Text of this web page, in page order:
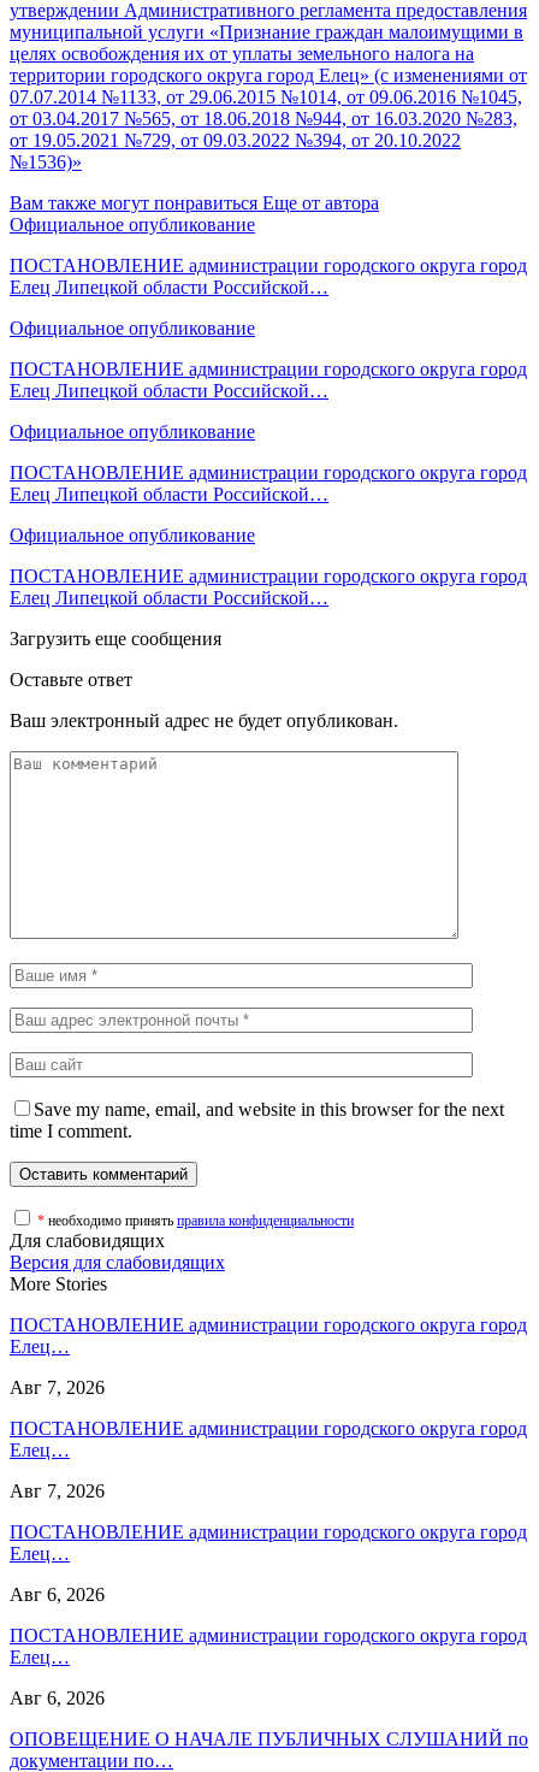
утверждении Административного регламента предоставления
муниципальной услуги «Признание граждан малоимущими в
целях освобождения их от уплаты земельного налога на
территории городского округа город Елец» (с изменениями от
07.07.2014 №1133, от 29.06.2015 №1014, от 09.06.2016 №1045,
от 03.04.2017 №565, от 18.06.2018 №944, от 16.03.2020 №283,
от 19.05.2021 №729, от 09.03.2022 №394, от 20.10.2022
№1536)»
Вам также могут понравиться Еще от автора
Официальное опубликование
ПОСТАНОВЛЕНИЕ администрации городского округа город
Елец Липецкой области Российской…
Официальное опубликование
ПОСТАНОВЛЕНИЕ администрации городского округа город
Елец Липецкой области Российской…
Официальное опубликование
ПОСТАНОВЛЕНИЕ администрации городского округа город
Елец Липецкой области Российской…
Официальное опубликование
ПОСТАНОВЛЕНИЕ администрации городского округа город
Елец Липецкой области Российской…
Загрузить еще сообщения
Оставьте ответ
Ваш электронный адрес не будет опубликован.
Save my name, email, and website in this browser for the next
time I comment.
* необходимо принять правила конфиденциальности
Для слабовидящих
Версия для слабовидящих
More Stories
ПОСТАНОВЛЕНИЕ администрации городского округа город
Елец…
Авг 7, 2026
ПОСТАНОВЛЕНИЕ администрации городского округа город
Елец…
Авг 7, 2026
ПОСТАНОВЛЕНИЕ администрации городского округа город
Елец…
Авг 6, 2026
ПОСТАНОВЛЕНИЕ администрации городского округа город
Елец…
Авг 6, 2026
ОПОВЕЩЕНИЕ О НАЧАЛЕ ПУБЛИЧНЫХ СЛУШАНИЙ по
документации по…